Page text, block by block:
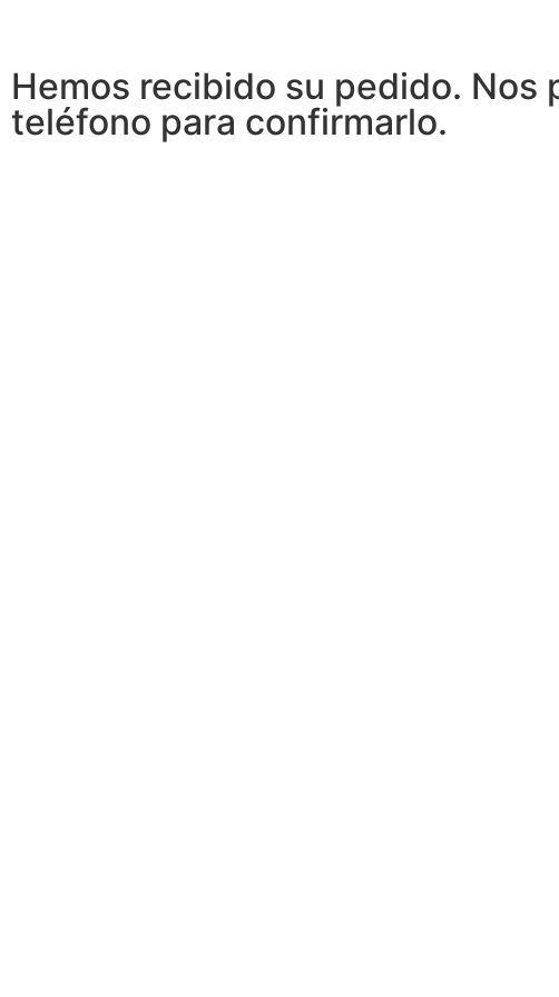
Hemos recibido su pedido.
teléfono para confirmarlo.